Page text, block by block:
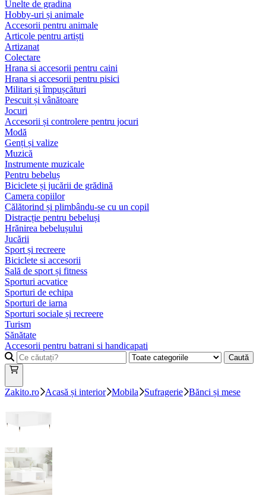
Unelte de gradina
Hobby-uri și animale
Accesorii pentru animale
Articole pentru artiști
Artizanat
Colectare
Hrana si accesorii pentru caini
Hrana si accesorii pentru pisici
Militari și împușcături
Pescuit și vânătoare
Jocuri
Accesorii și controlere pentru jocuri
Modă
Genți și valize
Muzică
Instrumente muzicale
Pentru bebeluș
Biciclete și jucării de grădină
Camera copiilor
Călătorind și plimbându-se cu un copil
Distracție pentru bebeluși
Hrănirea bebelușului
Jucării
Sport și recreere
Biciclete si accesorii
Sală de sport și fitness
Sporturi acvatice
Sporturi de echipa
Sporturi de iarna
Sporturi sociale și recreere
Turism
Sănătate
Accesorii pentru batrani si handicapati
Caută
Zakito.ro Acasă și interior Mobila Sufragerie Bănci și mese